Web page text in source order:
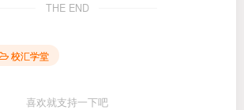
THE END
校汇学堂
喜欢就支持一下吧